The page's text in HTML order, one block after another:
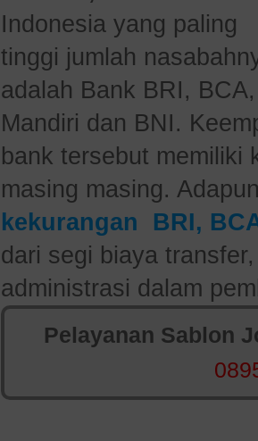
Indonesia yang paling
tinggi jumlah
adalah Bank BRI, BCA,
Mandiri dan BNI.
bank tersebut memiliki
masing masing.
kekurangan BRI,
dari segi biaya
administrasi dalam
Pelayanan Sablon